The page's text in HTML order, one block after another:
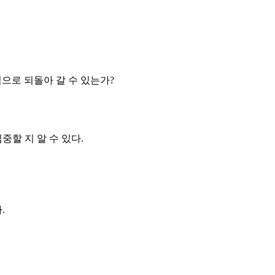
로 되돌아 갈 수 있는가?
할 지 알 수 있다.
.